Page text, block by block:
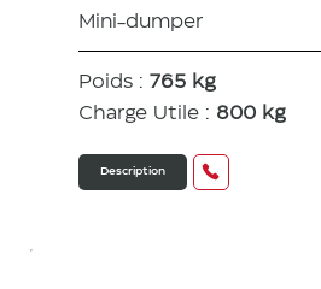
Mini-dumper
Poids : 765 kg
Charge Utile : 800 kg
Description